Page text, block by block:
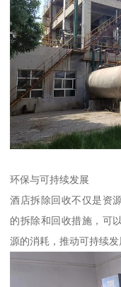
环保与可持续发展
酒店拆除回收不仅是资
的拆除和回收措施，可
源的消耗，推动可持续发